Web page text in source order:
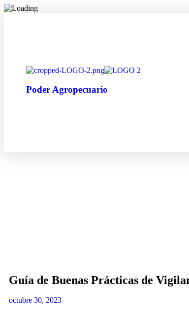
Poder Agropecuario
Guía de Buenas Prácticas de
octubre 30, 2023